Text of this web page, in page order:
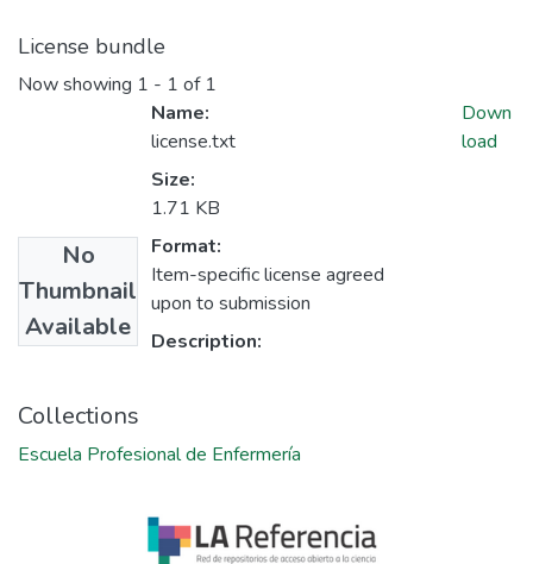
License bundle
Now showing 1 - 1 of 1
No
Thumbnail
Available
Name:
license.txt
Size:
1.71 KB
Format:
Item-specific license agreed
upon to submission
Description:
Down
load
Collections
Escuela Profesional de Enfermería